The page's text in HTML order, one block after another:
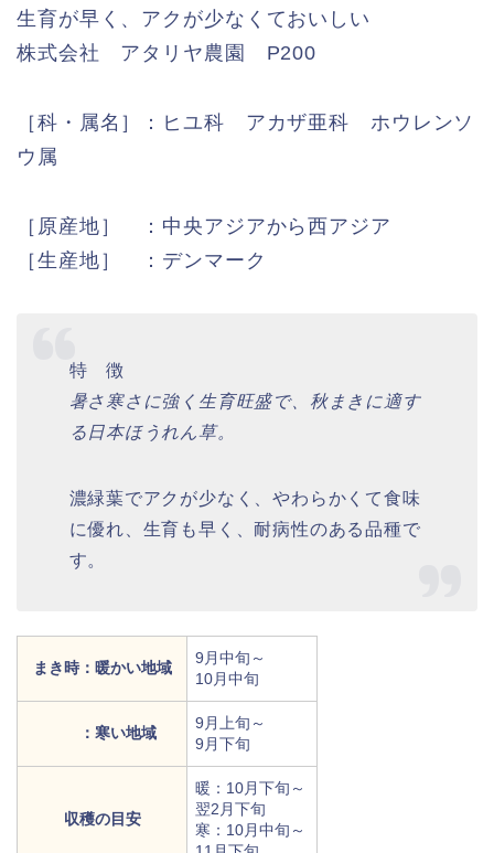
生育が早く、アクが少なくておいしい
株式会社 アタリヤ農園 P200
［科・属名］：ヒユ科 アカザ亜科 ホウレンソ
ウ属
［原産地］ ：中央アジアから西アジア
［生産地］ ：デンマーク
特 徴
暑さ寒さに強く生育旺盛で、秋まきに適す
る日本ほうれん草。
濃緑葉でアクが少なく、やわらかくて食味
に優れ、生育も早く、耐病性のある品種で
す。
まき時：暖かい地域
9月中旬～
10月中旬
：寒い地域
9月上旬～
9月下旬
収穫の目安
暖：10月下旬～
翌2月下旬
寒：10月中旬～